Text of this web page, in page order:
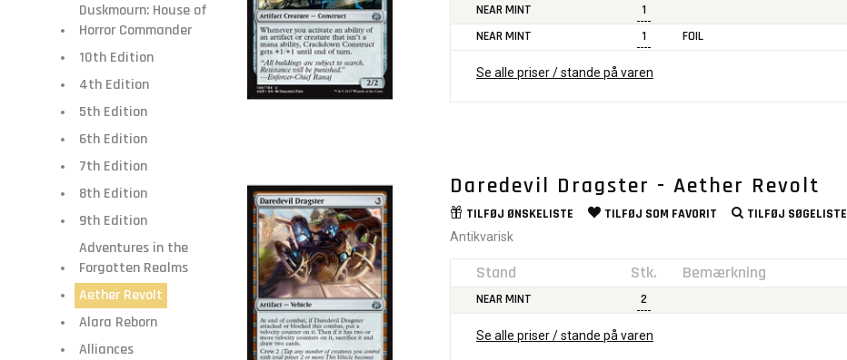
Duskmourn: House of
Horror Commander
10th Edition
4th Edition
5th Edition
6th Edition
7th Edition
8th Edition
9th Edition
Adventures in the
Forgotten Realms
Aether Revolt
Alara Reborn
Alliances
NEAR MINT 1
NEAR MINT
1 FOIL
Se alle priser / stande på varen
Daredevil Dragster - Aether Revolt
TILFØJ ØNSKELISTE TILFØJ SOM FAVORIT TILFØJ SØGELISTE
Antikvarisk
Stand Stk. Bemærkning
NEAR MINT 2
Se alle priser / stande på varen